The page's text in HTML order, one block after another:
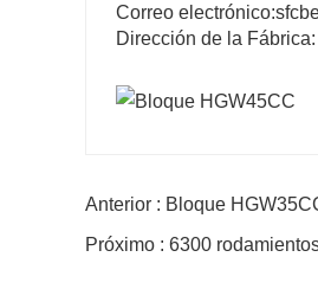
Correo
Dirección de la
Anterior : Bloque
Próximo : 6300